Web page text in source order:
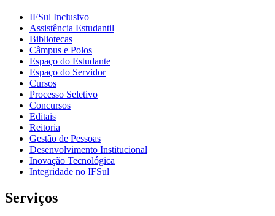
IFSul Inclusivo
Assistência Estudantil
Bibliotecas
Câmpus e Polos
Espaço do Estudante
Espaço do Servidor
Cursos
Processo Seletivo
Concursos
Editais
Reitoria
Gestão de Pessoas
Desenvolvimento Institucional
Inovação Tecnológica
Integridade no IFSul
Serviços